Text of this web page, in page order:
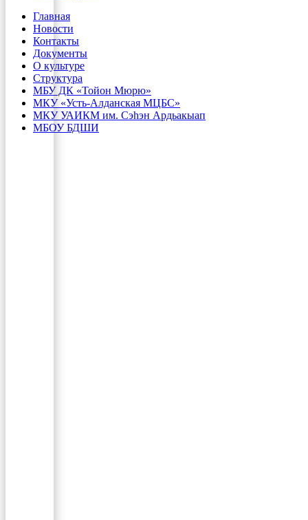
Главная
Новости
Контакты
Документы
О культуре
Структура
МБУ ДК «Тойон Мюрю»
МКУ «Усть-Алданская МЦБС»
МКУ УАИКМ им. Сэһэн Ардьакыап
МБОУ БДШИ